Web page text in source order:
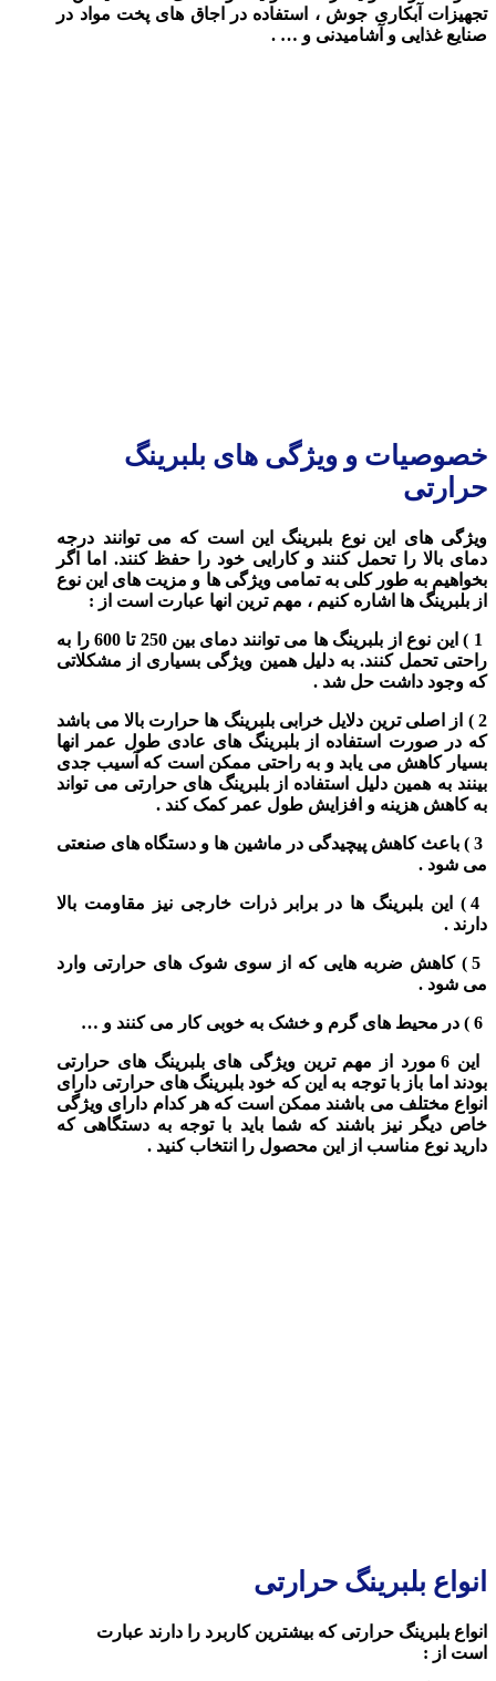
تجهیزات آبکاری جوش ، استفاده در اجاق های پخت مواد در
صنایع غذایی و آشامیدنی و … .
خصوصیات و ویژگی های بلبرینگ
حرارتی
ویژگی های این نوع بلبرینگ این است که می توانند درجه
دمای بالا را تحمل کنند و کارایی خود را حفظ کنند. اما اگر
بخواهیم به طور کلی به تمامی ویژگی ها و مزیت های این نوع
از بلبرینگ ها اشاره کنیم ، مهم ترین انها عبارت است از :
1 ) این نوع از بلبرینگ ها می توانند دمای بین 250 تا 600 را به
راحتی تحمل کنند. به دلیل همین ویژگی بسیاری از مشکلاتی
که وجود داشت حل شد .
2 ) از اصلی ترین دلایل خرابی بلبرینگ ها حرارت بالا می باشد
که در صورت استفاده از بلبرینگ های عادی طول عمر انها
بسیار کاهش می یابد و به راحتی ممکن است که آسیب جدی
بینند به همین دلیل استفاده از بلبرینگ های حرارتی می تواند
به کاهش هزینه و افزایش طول عمر کمک کند .
3 ) باعث کاهش پیچیدگی در ماشین ها و دستگاه های صنعتی
می شود .
4 ) این بلبرینگ ها در برابر ذرات خارجی نیز مقاومت بالا
دارند .
5 ) کاهش ضربه هایی که از سوی شوک های حرارتی وارد
می شود .
این 6 مورد از مهم ترین ویژگی های بلبرینگ های حرارتی
بودند اما باز با توجه به این که خود بلبرینگ های حرارتی دارای
انواع مختلف می باشند ممکن است که هر کدام دارای ویژگی
خاص دیگر نیز باشند که شما باید با توجه به دستگاهی که
دارید نوع مناسب از این محصول را انتخاب کنید .
انواع بلبرینگ حرارتی
انواع بلبرینگ حرارتی که بیشترین کاربرد را دارند عبارت
است از :